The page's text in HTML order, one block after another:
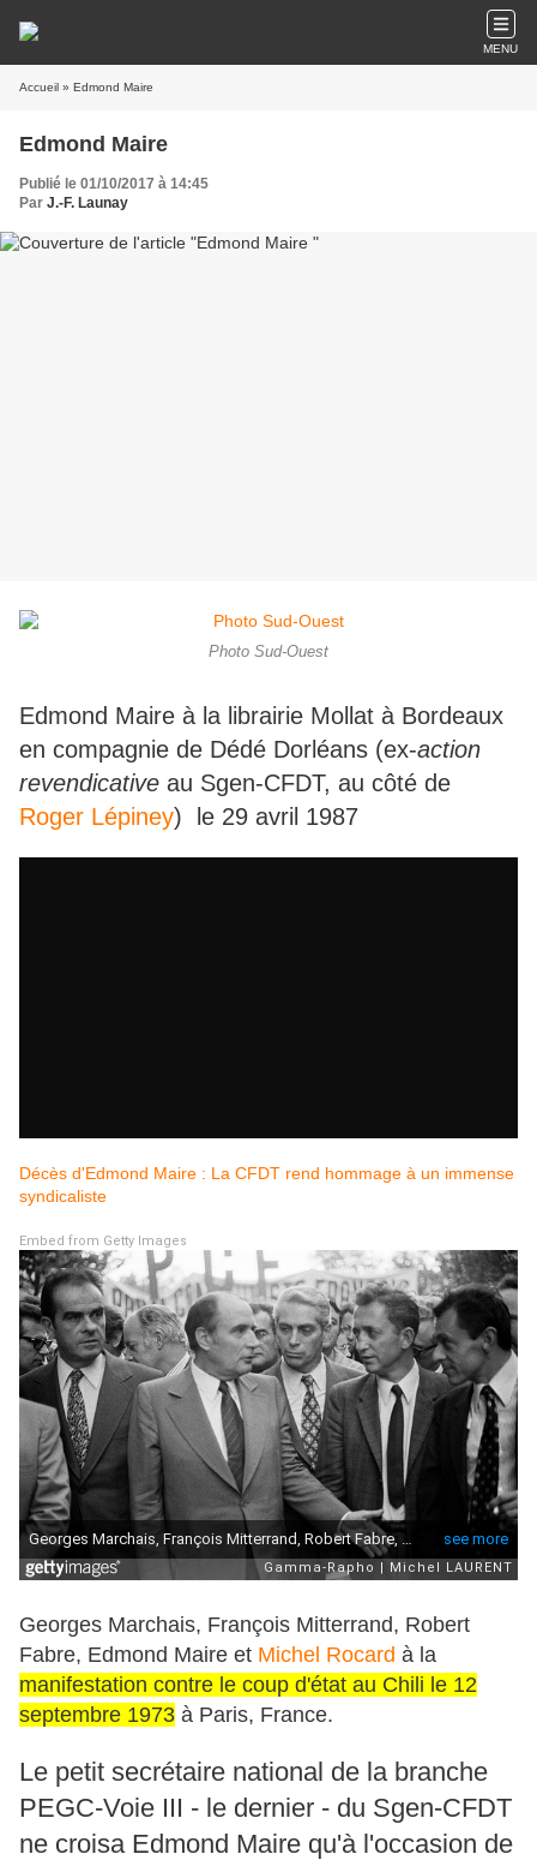
MENU
Accueil » Edmond Maire
Edmond Maire
Publié le 01/10/2017 à 14:45
Par J.-F. Launay
Photo Sud-Ouest
Edmond Maire à la librairie Mollat à Bordeaux
en compagnie de Dédé Dorléans (ex-action
revendicative au Sgen-CFDT, au côté de
Roger Lépiney) le 29 avril 1987
Décès d'Edmond Maire : La CFDT rend hommage à un immense
syndicaliste
Embed from Getty Images
Georges Marchais, François Mitterrand, Robert
Fabre, Edmond Maire et Michel Rocard à la
manifestation contre le coup d'état au Chili le 12
septembre 1973 à Paris, France.
Le petit secrétaire national de la branche
PEGC-Voie III - le dernier - du Sgen-CFDT
ne croisa Edmond Maire qu'à l'occasion de